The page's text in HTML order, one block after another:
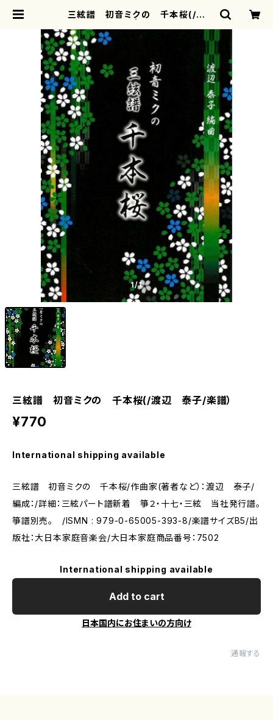
三絃譜 初音ミクの 千本桜(/渡
1/1
三絃譜 初音ミクの 千本桜(/渡辺 泰子/楽譜）
¥770
International shipping available
三絃譜 初音ミクの 千本桜/作曲家(著者など）：渡辺 泰子/
編成：/詳細：三絃パート譜新着 箏２・十七・三絃 当社発行譜。
箏譜別売。 /ISMN : 979-0-65005-393-8/楽譜サイズB5/出
版社：大日本家庭音楽会/大日本家庭商品番号：7502
International shipping available
Add to cart
日本国内にお住まいの方向け
通報する